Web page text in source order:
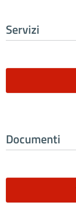
Servizi
Documenti